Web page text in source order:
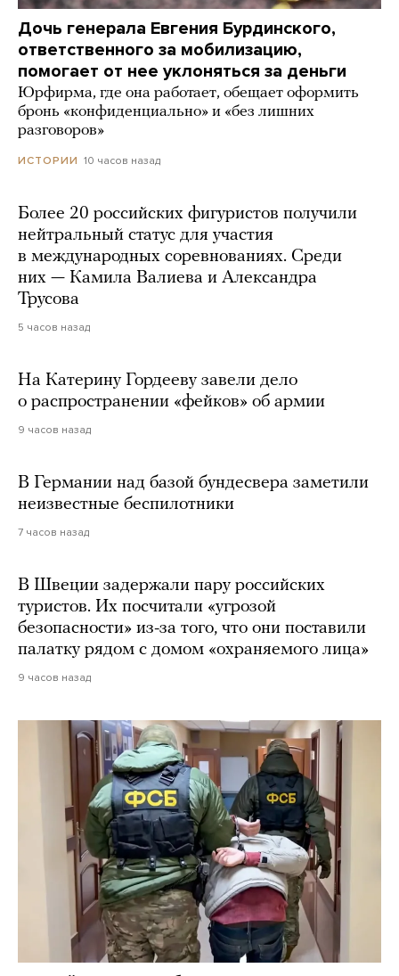
Дочь генерала Евгения Бурдинского,
ответственного за мобилизацию,
помогает от нее уклоняться за деньги
Юрфирма, где она работает, обещает оформить
бронь «конфиденциально» и «без лишних
разговоров»
ИСТОРИИ 10 часов назад
Более 20 российских фигуристов получили
нейтральный статус для участия
в международных соревнованиях. Среди
них — Камила Валиева и Александра
Трусова
5 часов назад
На Катерину Гордееву завели дело
о распространении «фейков» об армии
9 часов назад
В Германии над базой бундесвера заметили
неизвестные беспилотники
7 часов назад
В Швеции задержали пару российских
туристов. Их посчитали «угрозой
безопасности» из-за того, что они поставили
палатку рядом с домом «охраняемого лица»
9 часов назад